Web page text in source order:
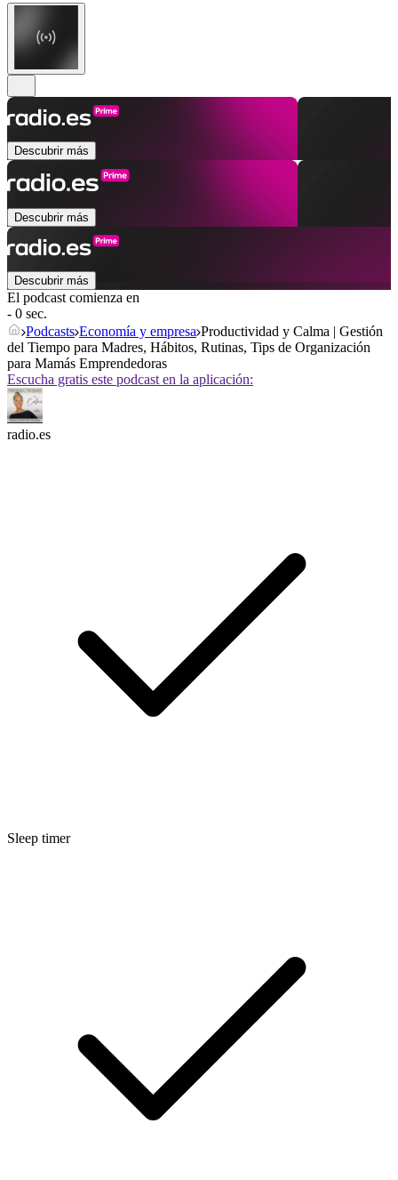
Descubrir más
Descubrir más
Descubrir más
El podcast comienza en
- 0 sec.
Podcasts Economía y empresa Productividad y Calma | Gestión
del Tiempo para Madres, Hábitos, Rutinas, Tips de Organización
para Mamás Emprendedoras
Escucha gratis este podcast en la aplicación:
radio.es
Sleep timer